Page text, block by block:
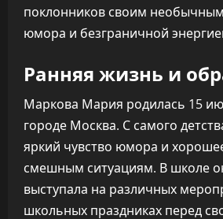
поклонников своим
юмора и безграничной
Ранняя жизнь и
Маркова Мария родилась 15
городе Москва. С самого
яркий чувство юмора и
смешным ситуациям. В школе
выступала на различных
школьных праздниках перед